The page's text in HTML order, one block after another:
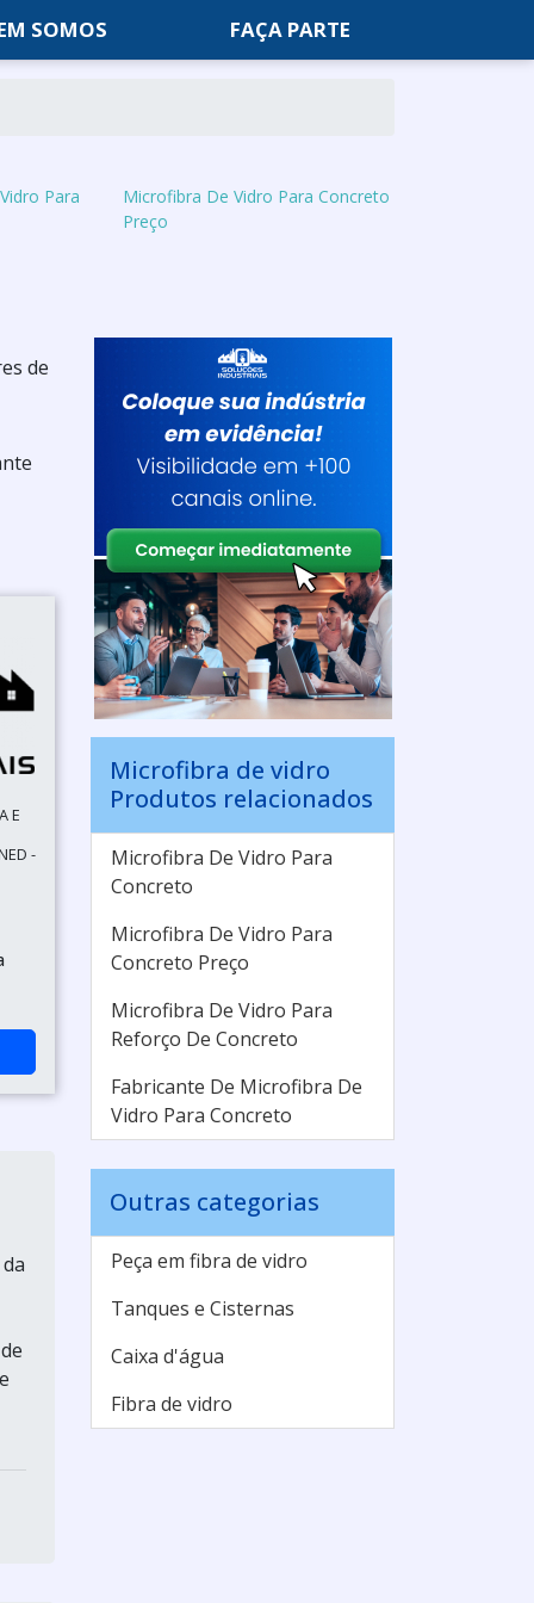
SOMOS FAÇA PARTE
Para
Microfibra De Vidro Para Concreto
Preço
de
E
-
Microfibra de vidro
Produtos relacionados
Microfibra De Vidro Para
Concreto
Microfibra De Vidro Para
Concreto Preço
Microfibra De Vidro Para
Reforço De Concreto
Fabricante De Microfibra De
Vidro Para Concreto
Outras categorias
Peça em fibra de vidro
Tanques e Cisternas
Caixa d'água
Fibra de vidro